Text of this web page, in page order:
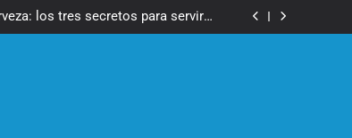
como «delincuentes anarquistas»
los tres secretos para servirla
correctamente
mejora el tiempo y llegan las
como «delincuentes anarquistas»
los tres secretos para servirla
mejora el tiempo y llegan las
privada, pero el Gobierno debió